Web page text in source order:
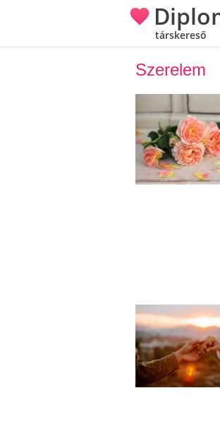
társkereső
Szerelem